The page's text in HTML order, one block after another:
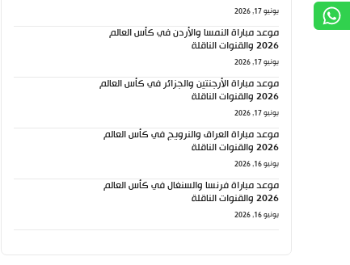
يونيو 17, 2026
موعد مباراة النمسا والأردن في كأس العالم
2026 والقنوات الناقلة
يونيو 17, 2026
موعد مباراة الأرجنتين والجزائر في كأس العالم
2026 والقنوات الناقلة
يونيو 17, 2026
موعد مباراة العراق والنرويج في كأس العالم
2026 والقنوات الناقلة
يونيو 16, 2026
موعد مباراة فرنسا والسنغال في كأس العالم
2026 والقنوات الناقلة
يونيو 16, 2026